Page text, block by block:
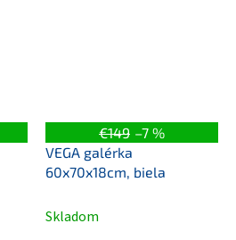
€149 –7 %
VEGA galérka
60x70x18cm, biela
Skladom